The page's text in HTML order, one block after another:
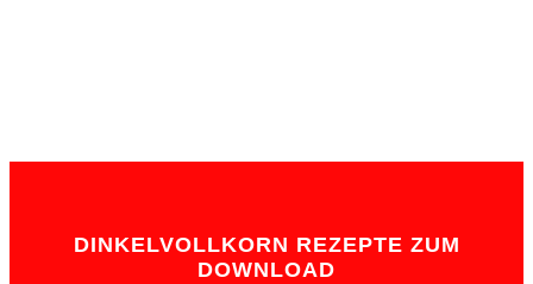
DINKELVOLLKORN REZEPTE ZUM
DOWNLOAD